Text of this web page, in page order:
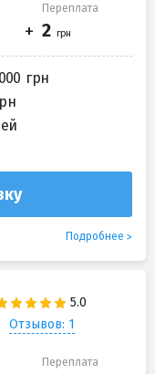
Переплата
Подробнее
Отзывов: 1
Переплата